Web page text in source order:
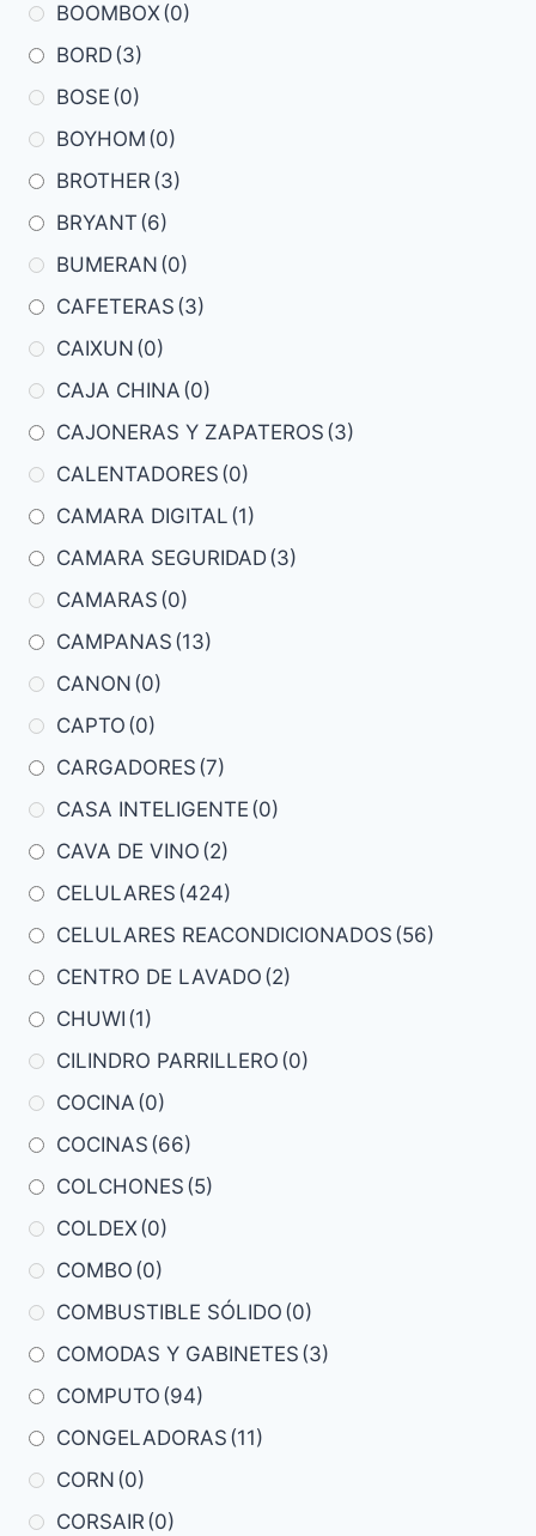
BOOMBOX(0)
BORD(3)
BOSE (0)
BOYHOM (0)
BROTHER(3)
BRYANT (6)
BUMERAN (0)
CAFETERAS (3)
CAIXUN (0)
CAJA CHINA (0)
CAJONERAS Y ZAPATEROS (3)
CALENTADORES (0)
CAMARA DIGITAL (1)
CAMARA SEGURIDAD(3)
CAMARAS (0)
CAMPANAS (13)
CANON (0)
CAPTO (0)
CARGADORES (7)
CASA INTELIGENTE (0)
CAVA DE VINO (2)
CELULARES (424)
CELULARES REACONDICIONADOS (56)
CENTRO DE LAVADO (2)
CHUWI (1)
CILINDRO PARRILLERO (0)
COCINA (0)
COCINAS (66)
COLCHONES (5)
COLDEX(0)
COMBO (0)
COMBUSTIBLE SÓLIDO (0)
COMODAS Y GABINETES (3)
COMPUTO (94)
CONGELADORAS (11)
CORN (0)
CORSAIR(0)